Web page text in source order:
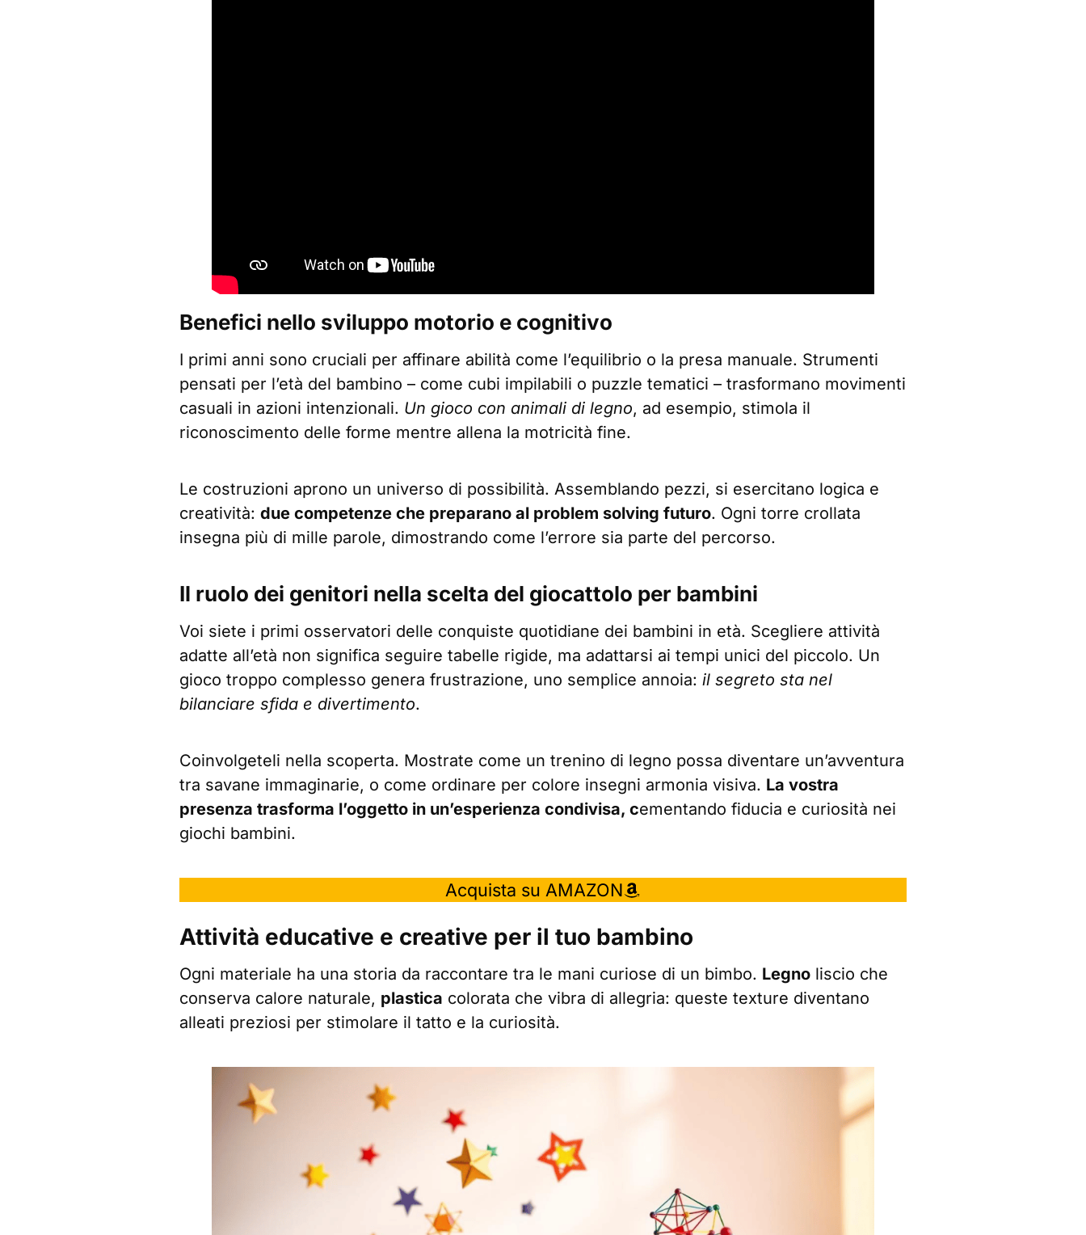
Benefici nello sviluppo motorio e cognitivo
I primi anni sono cruciali per affinare abilità come l’equilibrio o la presa manuale. Strumenti
pensati per l’età del bambino – come cubi impilabili o puzzle tematici – trasformano movimenti
casuali in azioni intenzionali. Un gioco con animali di legno, ad esempio, stimola il
riconoscimento delle forme mentre allena la motricità fine.
Le costruzioni aprono un universo di possibilità. Assemblando pezzi, si esercitano logica e
creatività: due competenze che preparano al problem solving futuro. Ogni torre crollata
insegna più di mille parole, dimostrando come l’errore sia parte del percorso.
Il ruolo dei genitori nella scelta del giocattolo per bambini
Voi siete i primi osservatori delle conquiste quotidiane dei bambini in età. Scegliere attività
adatte all’età non significa seguire tabelle rigide, ma adattarsi ai tempi unici del piccolo. Un
gioco troppo complesso genera frustrazione, uno semplice annoia: il segreto sta nel
bilanciare sfida e divertimento.
Coinvolgeteli nella scoperta. Mostrate come un trenino di legno possa diventare un’avventura
tra savane immaginarie, o come ordinare per colore insegni armonia visiva. La vostra
presenza trasforma l’oggetto in un’esperienza condivisa, cementando fiducia e curiosità nei
giochi bambini.
Acquista su AMAZON
Attività educative e creative per il tuo bambino
Ogni materiale ha una storia da raccontare tra le mani curiose di un bimbo. Legno liscio che
conserva calore naturale, plastica colorata che vibra di allegria: queste texture diventano
alleati preziosi per stimolare il tatto e la curiosità.